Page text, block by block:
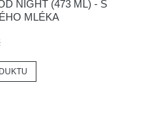
NIGHT (473 ML) - S
MLÉKA